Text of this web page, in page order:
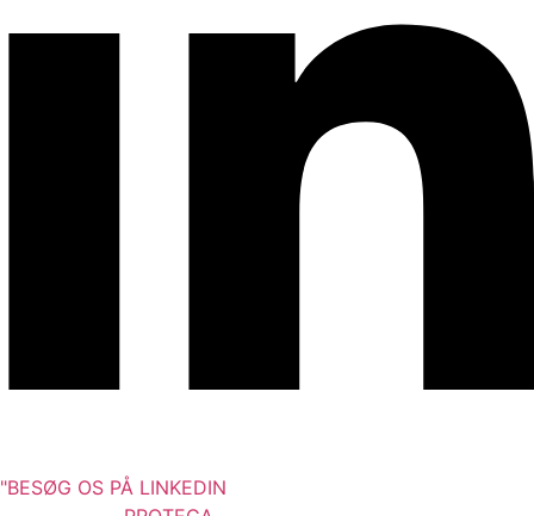
"BESØG OS PÅ LINKEDIN